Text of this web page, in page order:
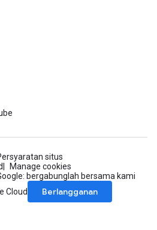
situs
Manage cookies
bergabunglah bersama kami
Cloud
Berlangganan